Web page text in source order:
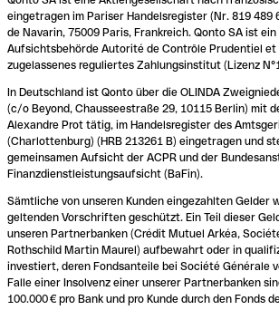
eingetragen im Pariser Handelsregister (Nr. 819 489
de Navarin, 75009 Paris, Frankreich. Qonto SA ist
Aufsichtsbehörde Autorité de Contrôle Prudentiel et
zugelassenes reguliertes Zahlungsinstitut (Lizenz
In Deutschland ist Qonto über die OLINDA
(c/o Beyond, Chausseestraße 29, 10115 Berlin) mit
Alexandre Prot tätig, im Handelsregister des
(Charlottenburg) (HRB 213261 B) eingetragen und
gemeinsamen Aufsicht der ACPR und der
Finanzdienstleistungsaufsicht (BaFin).
Sämtliche von unseren Kunden eingezahlten Gelder
geltenden Vorschriften geschützt. Ein Teil dieser
unseren Partnerbanken (Crédit Mutuel Arkéa,
Rothschild Martin Maurel) aufbewahrt oder in
investiert, deren Fondsanteile bei Société Générale
Falle einer Insolvenz einer unserer Partnerbanken
100.000 € pro Bank und pro Kunde durch den Fonds